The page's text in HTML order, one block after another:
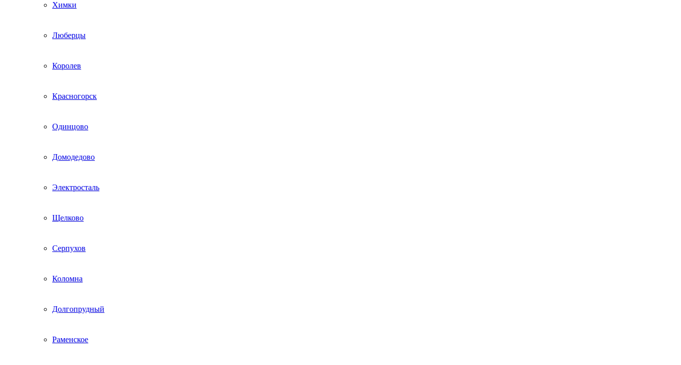
Химки
Люберцы
Королев
Красногорск
Одинцово
Домодедово
Электросталь
Щелково
Серпухов
Коломна
Долгопрудный
Раменское